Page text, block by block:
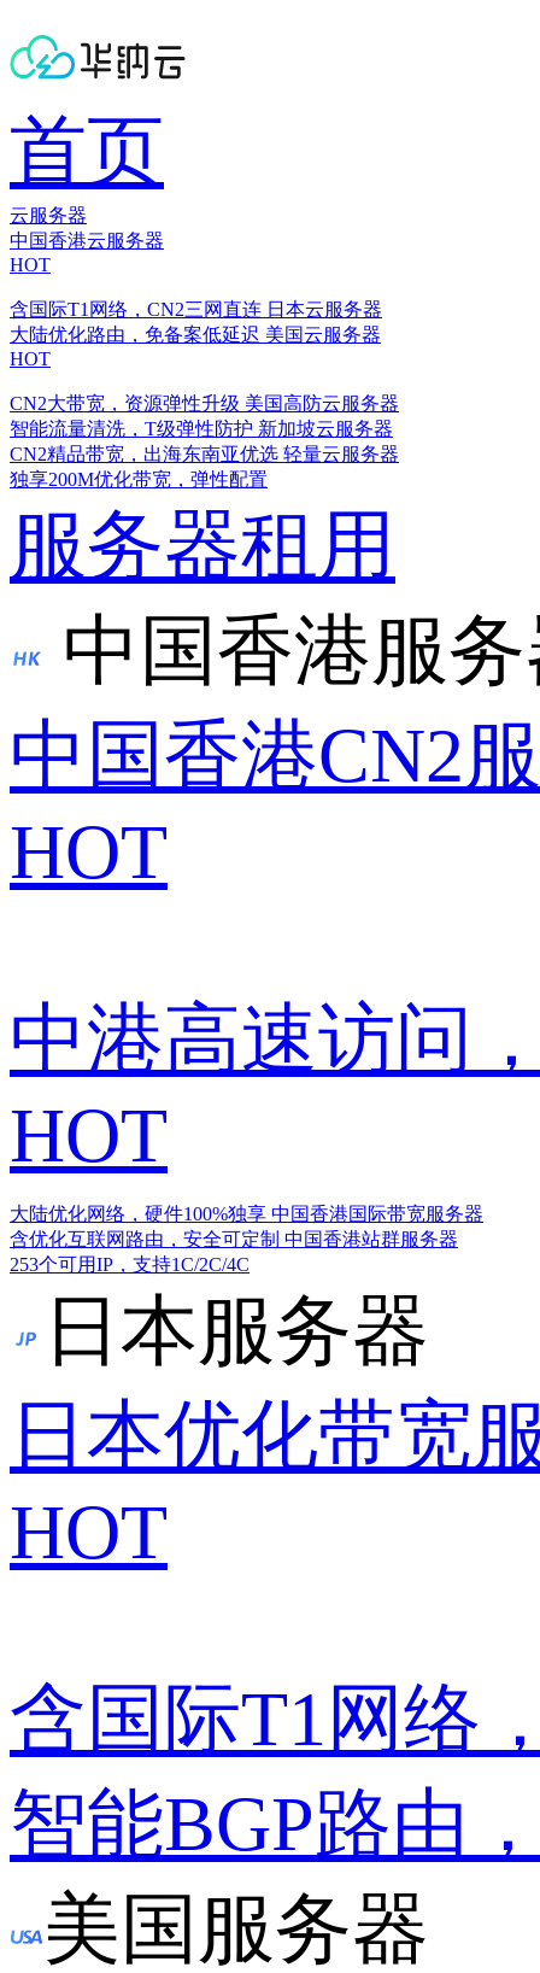
首页
云服务器
中国香港云服务器
HOT
含国际T1网络，CN2三网直连 日本云服务器
大陆优化路由，免备案低延迟 美国云服务器
HOT
CN2大带宽，资源弹性升级 美国高防云服务器
智能流量清洗，T级弹性防护 新加坡云服务器
CN2精品带宽，出海东南亚优选 轻量云服务器
独享200M优化带宽，弹性配置
服务器租用
中国香港服
中国香港CN2
HOT
中港高速访问
HOT
大陆优化网络，硬件100%独享 中国香港国际带宽服务器
含优化互联网路由，安全可定制 中国香港站群服务器
253个可用IP，支持1C/2C/4C
日本服务器
日本优化带宽
HOT
含国际T1网络
智能BGP路由
美国服务器